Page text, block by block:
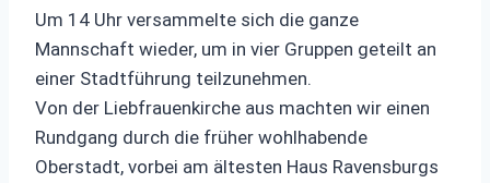
Um 14 Uhr versammelte sich die ganze
Mannschaft wieder, um in vier Gruppen geteilt an
einer Stadtführung teilzunehmen.
Von der Liebfrauenkirche aus machten wir einen
Rundgang durch die früher wohlhabende
Oberstadt, vorbei am ältesten Haus Ravensburgs